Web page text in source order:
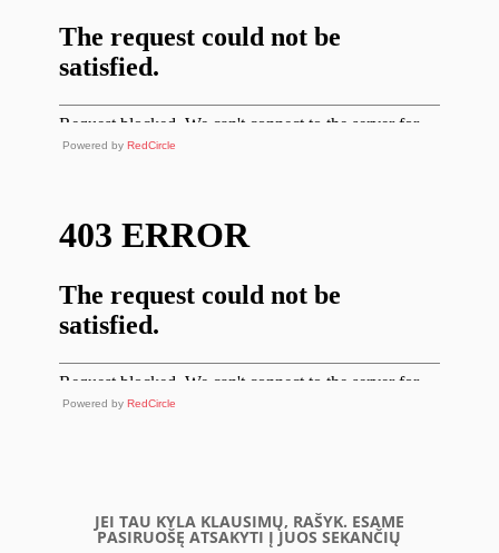
Powered by RedCircle
Powered by RedCircle
JEI TAU KYLA KLAUSIMŲ, RAŠYK. ESAME
PASIRUOŠĘ ATSAKYTI Į JUOS SEKANČIŲ